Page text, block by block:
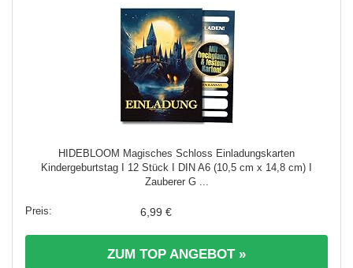
HIDEBLOOM Magisches Schloss Einladungskarten
Kindergeburtstag I 12 Stück I DIN A6 (10,5 cm x 14,8 cm) I
Zauberer G ...
6,99 €
ZUM TOP ANGEBOT »